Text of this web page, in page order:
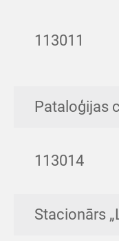
113011
Pataloģijas
113014
Stacionārs